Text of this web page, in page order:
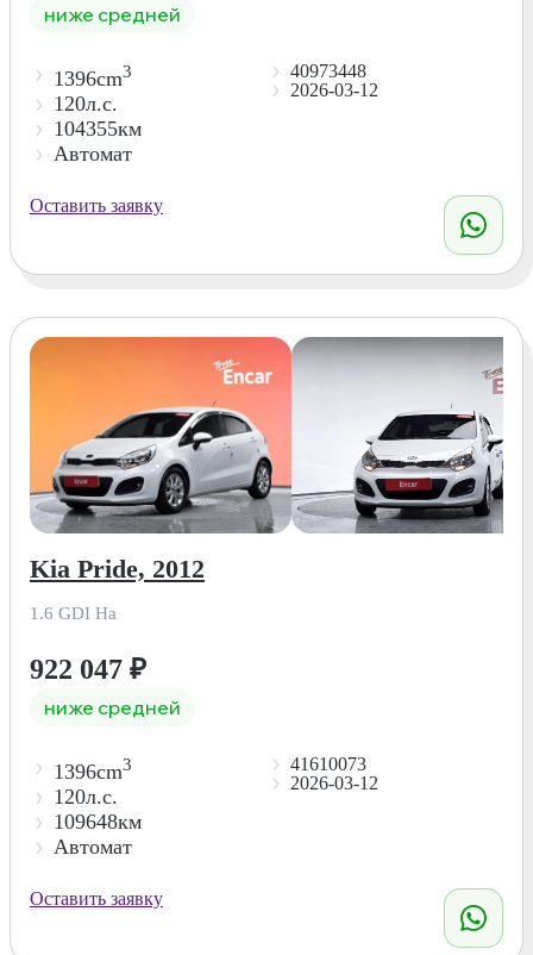
ниже средней
1396cm3
120л.с.
104355км
Автомат
40973448
2026-03-12
Оставить заявку
Kia Pride, 2012
1.6 GDI Ha
922 047 ₽
ниже средней
1396cm3
120л.с.
109648км
Автомат
41610073
2026-03-12
Оставить заявку